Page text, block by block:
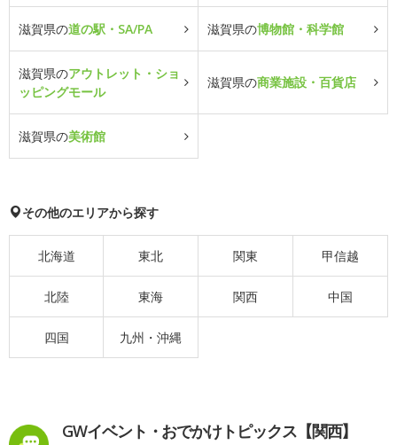
滋賀県の道の駅・SA/PA 滋賀県の博物館・科学館
滋賀県のアウトレット・ショ
ッピングモール
滋賀県の商業施設・百貨店
滋賀県の美術館
その他のエリアから探す
北海道 東北 関東 甲信越
北陸 東海 関西 中国
四国 九州・沖縄
GWイベント・おでかけトピックス【関西】